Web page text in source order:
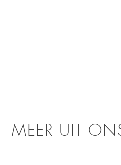
MEER UIT